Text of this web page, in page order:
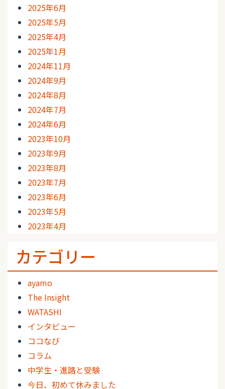
2025年6月
2025年5月
2025年4月
2025年1月
2024年11月
2024年9月
2024年8月
2024年7月
2024年6月
2023年10月
2023年9月
2023年8月
2023年7月
2023年6月
2023年5月
2023年4月
カテゴリー
ayamo
The Insight
WATASHI
インタビュー
ココなび
コラム
中学生・進路と受験
今日、初めて休みました